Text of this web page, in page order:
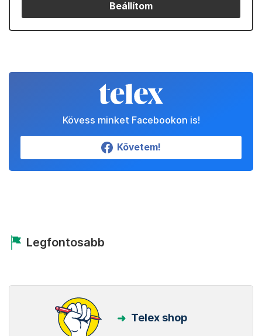
Beállítom
Kövess minket Facebookon is!
Követem!
Legfontosabb
Telex shop